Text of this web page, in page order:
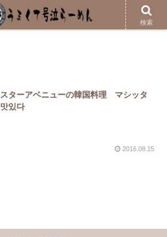
メニューはこちら
スターアベニューの韓国料理 マシッタ
맛있다
2016.08.15
検索